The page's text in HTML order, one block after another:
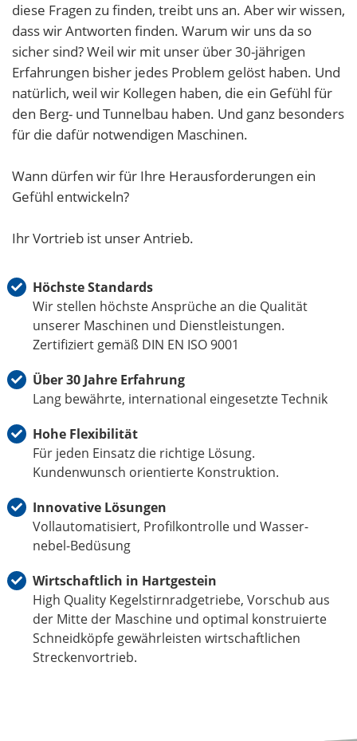
diese Fragen zu finden, treibt uns an. Aber wir wissen,
dass wir Antworten finden. Warum wir uns da so
sicher sind? Weil wir mit unser über 30-jährigen
Erfahrungen bisher jedes Problem gelöst haben. Und
natürlich, weil wir Kollegen haben, die ein Gefühl für
den Berg- und Tunnelbau haben. Und ganz besonders
für die dafür notwendigen Maschinen.
Wann dürfen wir für Ihre Herausforderungen ein
Gefühl entwickeln?
Ihr Vortrieb ist unser Antrieb.
Höchste Standards
Wir stellen höchste Ansprüche an die Qualität
unserer Maschinen und Dienstleistungen.
Zertifiziert gemäß DIN EN ISO 9001
Über 30 Jahre Erfahrung
Lang bewährte, international eingesetzte Technik
Hohe Flexibilität
Für jeden Einsatz die richtige Lösung.
Kundenwunsch orientierte Konstruktion.
Innovative Lösungen
Vollautomatisiert, Profilkontrolle und Wasser-
nebel-Bedüsung
Wirtschaftlich in Hartgestein
High Quality Kegelstirnradgetriebe, Vorschub aus
der Mitte der Maschine und optimal konstruierte
Schneidköpfe gewährleisten wirtschaftlichen
Streckenvortrieb.